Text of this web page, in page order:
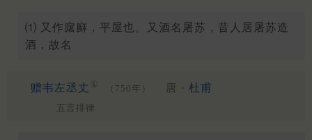
⑴ 又作廜㢝，平屋也。又酒名屠苏，昔人居屠苏造
酒，故名
赠韦左丞丈 ① （750年） 唐 · 杜甫
五言排律